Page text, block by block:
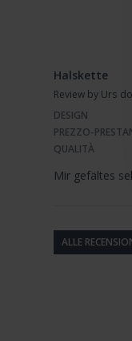
Halskette
Review by Urs
DESIGN
PREZZO-
QUALITÀ
Mir gefältes
ALLE